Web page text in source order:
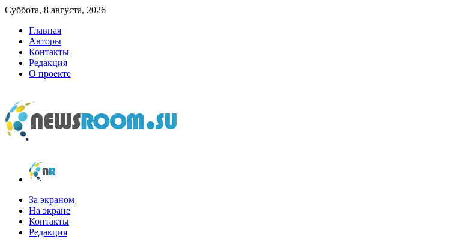
Суббота, 8 августа, 2026
Главная
Авторы
Контакты
Редакция
О проекте
newsroom.su
Новости о новостях
За экраном
На экране
Контакты
Редакция